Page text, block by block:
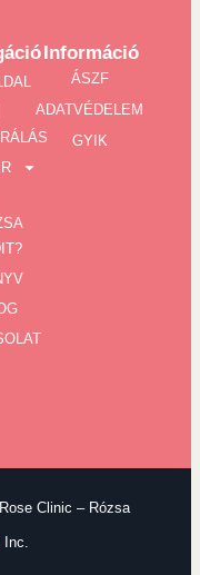
Információ
ÁSZF
ADATVÉDELEM
GYIK
Clinic – Rózsa
Inc.